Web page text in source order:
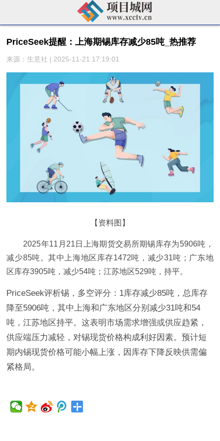
PriceSeek提醒：上海期锡库存减少85吨_热推荐
来源：生意社 | 2025-11-21 17:19:01
【资料图】
2025年11月21日上海期货交易所期锡库存为5906吨，
减少85吨。其中上海地区库存1472吨，减少31吨；广东地
区库存3905吨，减少54吨；江苏地区529吨，持平。
PriceSeek评析锡，多空评分：1库存减少85吨，总库存
降至5906吨，其中上海和广东地区分别减少31吨和54
吨，江苏地区持平。这表明市场需求增强或供应趋紧，
供应端压力减轻，对锡现货价格构成利好因素。预计短
期内锡现货价格可能小幅上涨，因库存下降反映供需偏
紧格局。